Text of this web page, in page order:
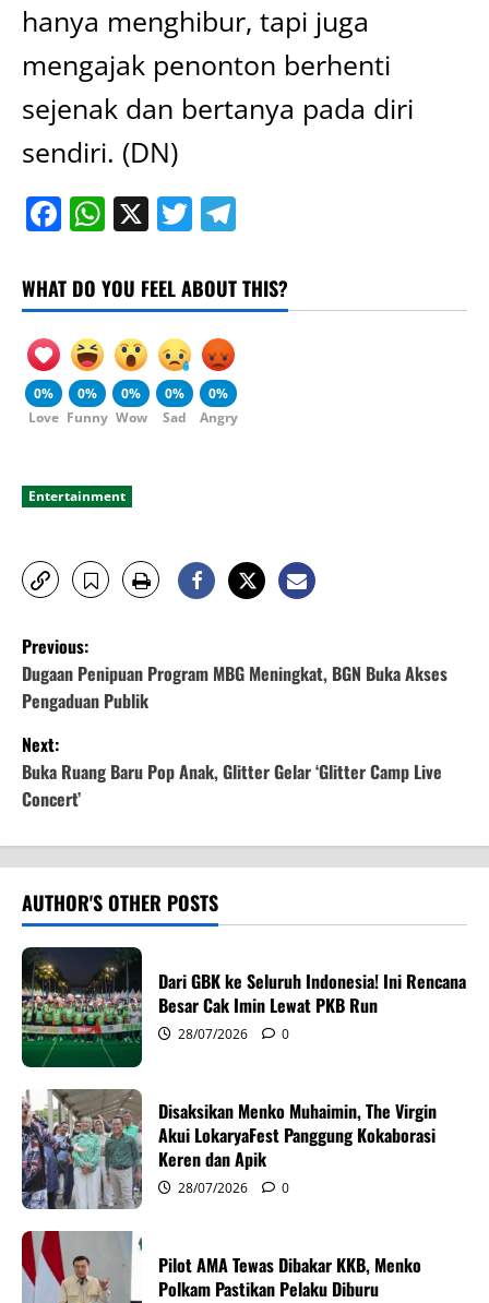
hanya menghibur, tapi juga
mengajak penonton berhenti
sejenak dan bertanya pada diri
sendiri. (DN)
Facebook
WhatsApp
X Twitter
WHAT DO YOU FEEL ABOUT THIS?
0%
Love
0%
Funny
0%
Wow
0%
Sad
0%
Angry
Entertainment
P
o
s
t
n
a
v
i
g
a
t
i
o
n
Previous:
Dugaan Penipuan Program MBG Meningkat, BGN Buka Akses
Pengaduan Publik
Next:
Buka Ruang Baru Pop Anak, Glitter Gelar ‘Glitter Camp Live
Concert’
AUTHOR'S OTHER POSTS
Dari GBK ke Seluruh Indonesia! Ini Rencana
Besar Cak Imin Lewat PKB Run
28/07/2026 0
Disaksikan Menko Muhaimin, The Virgin
Akui LokaryaFest Panggung Kokaborasi
Keren dan Apik
28/07/2026 0
Pilot AMA Tewas Dibakar KKB, Menko
Polkam Pastikan Pelaku Diburu